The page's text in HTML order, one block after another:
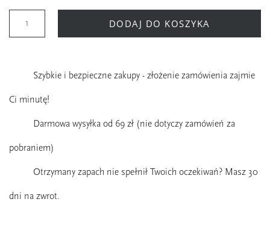
DODAJ DO KOSZYKA
Szybkie i bezpieczne zakupy - złożenie zamówienia zajmie
Ci minutę!
Darmowa wysyłka od 69 zł (nie dotyczy zamówień za
pobraniem)
Otrzymany zapach nie spełnił Twoich oczekiwań? Masz 30
dni na zwrot.